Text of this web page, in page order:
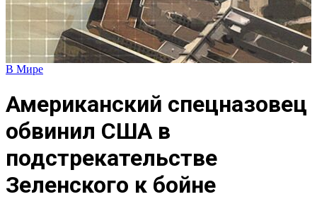
В Мире
Американский спецназовец
обвинил США в
подстрекательстве
Зеленского к бойне